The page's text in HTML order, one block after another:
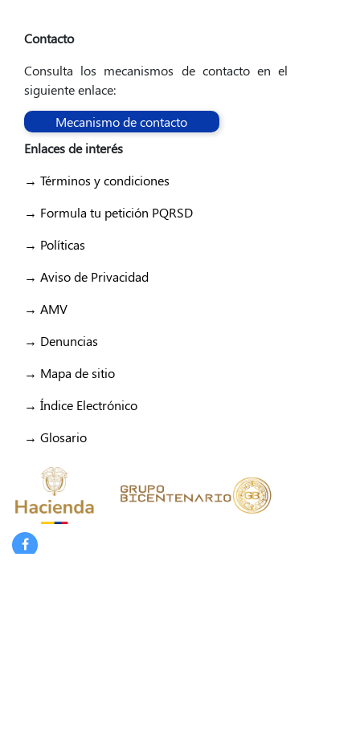
Contacto
Consulta los mecanismos de contacto en el
siguiente enlace:
Mecanismo de contacto
Enlaces de interés
→ Términos y condiciones
→ Formula tu petición PQRSD
→ Políticas
→ Aviso de Privacidad
→ AMV
→ Denuncias
→ Mapa de sitio
→ Índice Electrónico
→ Glosario